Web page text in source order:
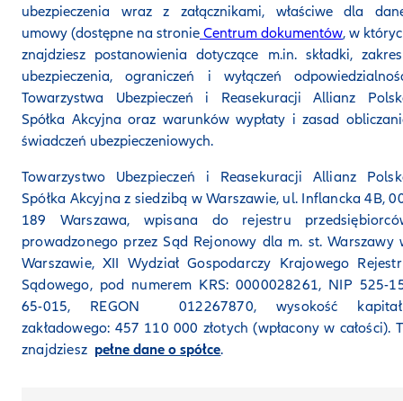
ubezpieczenia wraz z załącznikami, właściwe dla
umowy (dostępne na stronie Centrum dokumentów, w
znajdziesz postanowienia dotyczące m.in. składki,
ubezpieczenia, ograniczeń i wyłączeń
Towarzystwa Ubezpieczeń i Reasekuracji Allianz
Spółka Akcyjna oraz warunków wypłaty i zasad
świadczeń ubezpieczeniowych.
Towarzystwo Ubezpieczeń i Reasekuracji Allianz
Spółka Akcyjna z siedzibą w Warszawie, ul. Inflancka 4B,
189 Warszawa, wpisana do rejestru
prowadzonego przez Sąd Rejonowy dla m. st. Warszawy
Warszawie, XII Wydział Gospodarczy Krajowego
Sądowego, pod numerem KRS: 0000028261, NIP 525-
65-015, REGON 012267870, wysokość
zakładowego: 457 110 000 złotych (wpłacony w całości).
znajdziesz pełne dane o spółce.